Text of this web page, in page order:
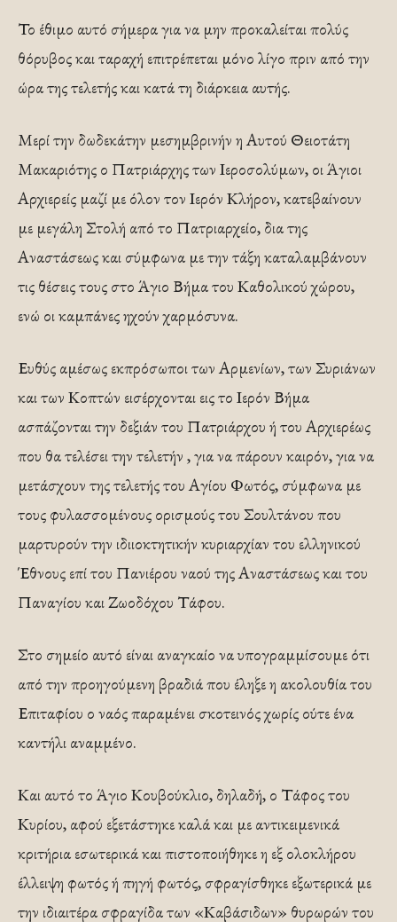
Το έθιμο αυτό σήμερα για να μην προκαλείται πολύς
θόρυβος και ταραχή επιτρέπεται μόνο λίγο πριν από την
ώρα της τελετής και κατά τη διάρκεια αυτής.
Μερί την δωδεκάτην μεσημβρινήν η Αυτού Θειοτάτη
Μακαριότης ο Πατριάρχης των Ιεροσολύμων, οι Άγιοι
Αρχιερείς μαζί με όλον τον Ιερόν Κλήρον, κατεβαίνουν
με μεγάλη Στολή από το Πατριαρχείο, δια της
Αναστάσεως και σύμφωνα με την τάξη καταλαμβάνουν
τις θέσεις τους στο Άγιο Βήμα του Καθολικού χώρου,
ενώ οι καμπάνες ηχούν χαρμόσυνα.
Ευθύς αμέσως εκπρόσωποι των Αρμενίων, των Συριάνων
και των Κοπτών εισέρχονται εις το Ιερόν Βήμα
ασπάζονται την δεξιάν του Πατριάρχου ή του Αρχιερέως
που θα τελέσει την τελετήν , για να πάρουν καιρόν, για να
μετάσχουν της τελετής του Αγίου Φωτός, σύμφωνα με
τους φυλασσομένους ορισμούς του Σουλτάνου που
μαρτυρούν την ιδιιοκτητικήν κυριαρχίαν του ελληνικού
Έθνους επί του Πανιέρου ναού της Αναστάσεως και του
Παναγίου και Ζωοδόχου Τάφου.
Στο σημείο αυτό είναι αναγκαίο να υπογραμμίσουμε ότι
από την προηγούμενη βραδιά που έληξε η ακολουθία του
Επιταφίου ο ναός παραμένει σκοτεινός χωρίς ούτε ένα
καντήλι αναμμένο.
Και αυτό το Άγιο Κουβούκλιο, δηλαδή, ο Τάφος του
Κυρίου, αφού εξετάστηκε καλά και με αντικειμενικά
κριτήρια εσωτερικά και πιστοποιήθηκε η εξ ολοκλήρου
έλλειψη φωτός ή πηγή φωτός, σφραγίσθηκε εξωτερικά με
την ιδιαιτέρα σφραγίδα των «Καβάσιδων» θυρωρών του